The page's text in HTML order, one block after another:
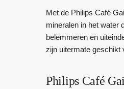
Met de Philips Café
mineralen in het water
belemmeren en
zijn uitermate geschikt
Philips Café